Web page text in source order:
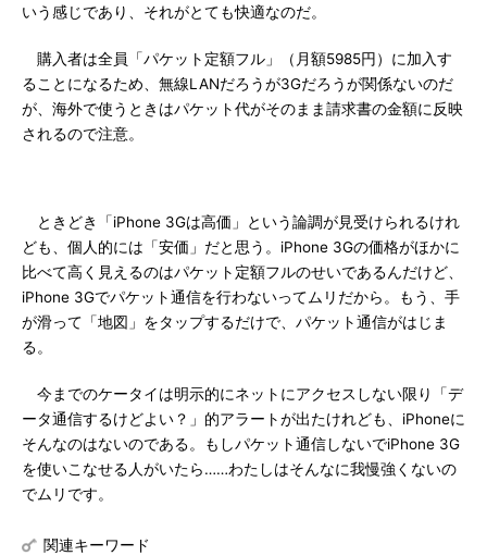
いう感じであり、それがとても快適なのだ。
購入者は全員「パケット定額フル」（月額5985円）に加入す
ることになるため、無線LANだろうが3Gだろうが関係ないのだ
が、海外で使うときはパケット代がそのまま請求書の金額に反映
されるので注意。
ときどき「iPhone 3Gは高価」という論調が見受けられるけれ
ども、個人的には「安価」だと思う。iPhone 3Gの価格がほかに
比べて高く見えるのはパケット定額フルのせいであるんだけど、
iPhone 3Gでパケット通信を行わないってムリだから。もう、手
が滑って「地図」をタップするだけで、パケット通信がはじま
る。
今までのケータイは明示的にネットにアクセスしない限り「デ
ータ通信するけどよい？」的アラートが出たけれども、iPhoneに
そんなのはないのである。もしパケット通信しないでiPhone 3G
を使いこなせる人がいたら……わたしはそんなに我慢強くないの
でムリです。
関連キーワード